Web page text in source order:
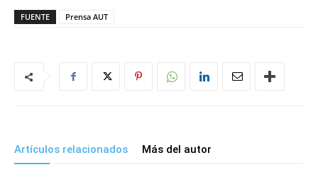
FUENTE Prensa AUT
Artículos relacionados Más del autor